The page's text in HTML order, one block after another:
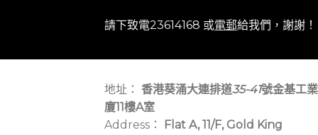
請下致電23614168 或電郵給我們，謝謝！
地址： 香港葵涌大連排道35-41號金基工
廈11樓A室
Address：
Flat A, 11/F, Gold King